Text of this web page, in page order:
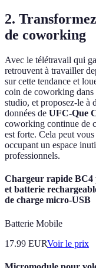
2.
de coworking
Avec le télétravail qui
retrouvent à travailler
sur cette tendance et
coin de coworking dans
studio, et proposez-le à
données de UFC-Que
coworking continue de
est forte. Cela peut
occupant un espace
professionnels.
Chargeur rapide BC4
et batterie
de charge micro-USB
Batterie Mobile
17.99 EURVoir le prix